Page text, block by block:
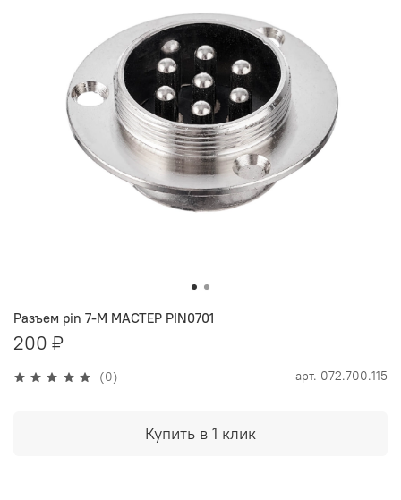
(0) арт. 072.700.115
Разъем pin 7-M МАСТЕР PIN0701
200 ₽
Купить в 1 клик